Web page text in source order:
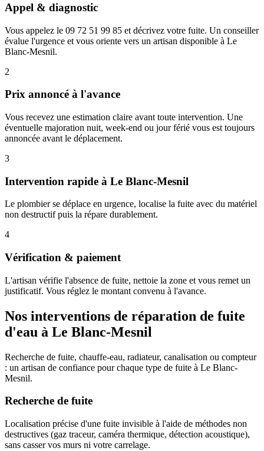
Appel & diagnostic
Vous appelez le 09 72 51 99 85 et décrivez votre fuite. Un conseiller
évalue l'urgence et vous oriente vers un artisan disponible à Le
Blanc-Mesnil.
2
Prix annoncé à l'avance
Vous recevez une estimation claire avant toute intervention. Une
éventuelle majoration nuit, week-end ou jour férié vous est toujours
annoncée avant le déplacement.
3
Intervention rapide à Le Blanc-Mesnil
Le plombier se déplace en urgence, localise la fuite avec du matériel
non destructif puis la répare durablement.
4
Vérification & paiement
L'artisan vérifie l'absence de fuite, nettoie la zone et vous remet un
justificatif. Vous réglez le montant convenu à l'avance.
Nos interventions de réparation de fuite
d'eau à Le Blanc-Mesnil
Recherche de fuite, chauffe-eau, radiateur, canalisation ou compteur
: un artisan de confiance pour chaque type de fuite à Le Blanc-
Mesnil.
Recherche de fuite
Localisation précise d'une fuite invisible à l'aide de méthodes non
destructives (gaz traceur, caméra thermique, détection acoustique),
sans casser vos murs ni votre carrelage.